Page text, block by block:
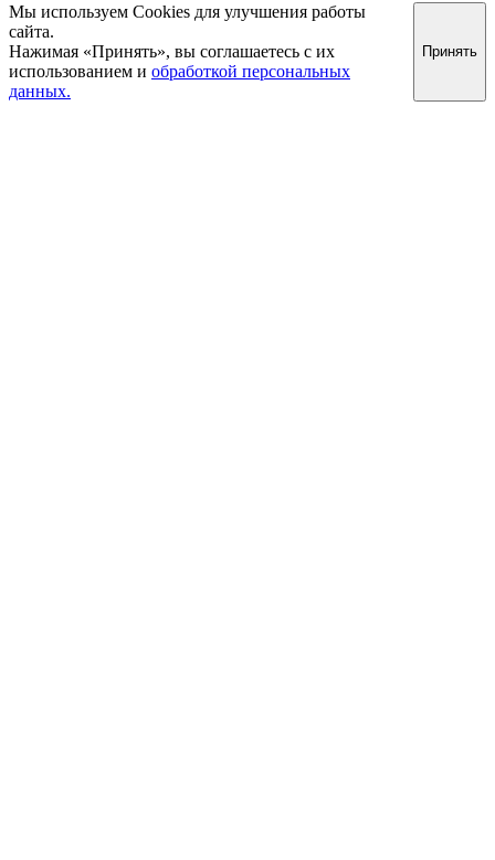
Мы используем Cookies для улучшения работы
сайта.
Нажимая «Принять», вы соглашаетесь с их
использованием и обработкой персональных
данных.
Принять